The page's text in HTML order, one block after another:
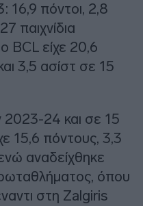
16,9 πόντοι, 2,8
παιχνίδια
BCL είχε 20,6
3,5 ασίστ σε 15
2023-24 και σε 15
15,6 πόντους, 3,3
αναδείχθηκε
όπου
στη Ζalgiris